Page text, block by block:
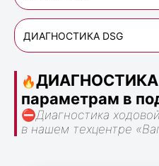
ДИАГНОСТИКА DSG
🔥ДИАГНОСТИКА
параметрам в
⛔Диагностика
в нашем техцентре